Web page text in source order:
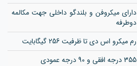
دارای میکروفن و بلندگو داخلی جهت مکالمه
دوطرفه
رم میکرو اس دی تا ظرفیت 256 گیگابایت
355 درجه افقی و 90 درجه عمودی